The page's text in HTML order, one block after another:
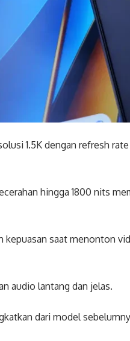
1.5K dengan refresh rate
hingga 1800 nits
kepuasan saat menonton
audio lantang dan jelas.
dari model